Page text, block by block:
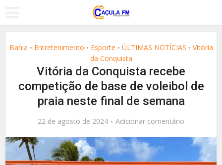
Bahia • Entretenimento • Esporte • ÚLTIMAS NOTÍCIAS • Vitória
da Conquista
Vitória da Conquista recebe
competição de base de voleibol de
praia neste final de semana
22 de agosto de 2024 Adicionar comentário